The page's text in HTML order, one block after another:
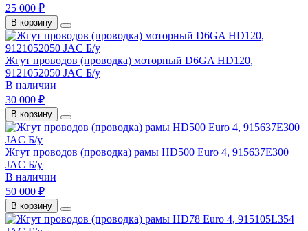
25 000 ₽
В корзину
Жгут проводов (проводка) моторный D6GA HD120,
9121052050 JAC Б/у
В наличии
30 000 ₽
В корзину
Жгут проводов (проводка) рамы HD500 Euro 4, 915637E300
JAC Б/у
В наличии
50 000 ₽
В корзину